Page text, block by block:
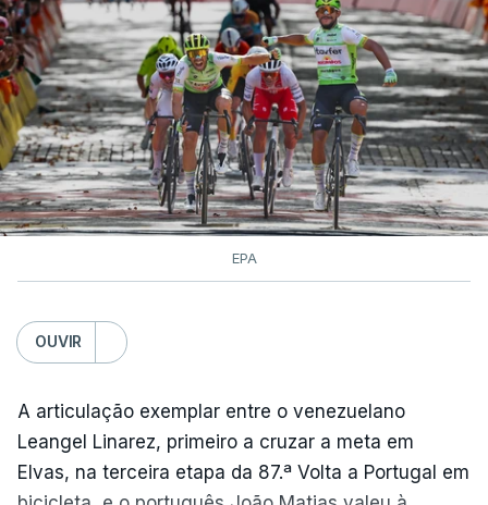
EPA
OUVIR
A articulação exemplar entre o venezuelano
Leangel Linarez, primeiro a cruzar a meta em
Elvas, na terceira etapa da 87.ª Volta a Portugal em